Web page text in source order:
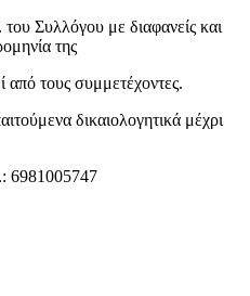
Συλλόγου με διαφανείς και
της
από τους συμμετέχοντες.
δικαιολογητικά μέχρι
6981005747